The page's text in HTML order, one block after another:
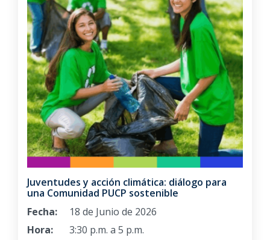
Juventudes y acción climática: diálogo para
una Comunidad PUCP sostenible
Fecha:
18 de Junio de 2026
Hora:
3:30 p.m. a 5 p.m.